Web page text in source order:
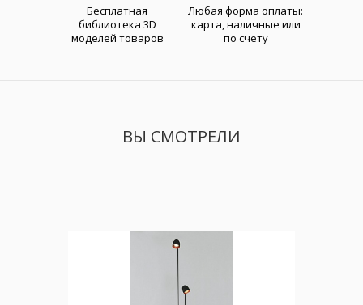
Бесплатная
библиотека 3D
моделей товаров
Любая форма оплаты:
карта, наличные или
по счету
ВЫ СМОТРЕЛИ